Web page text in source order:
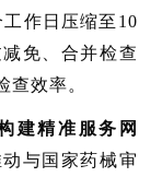
作日压缩至10
免、合并检查
查效率。
建精准服务网
与国家药械审